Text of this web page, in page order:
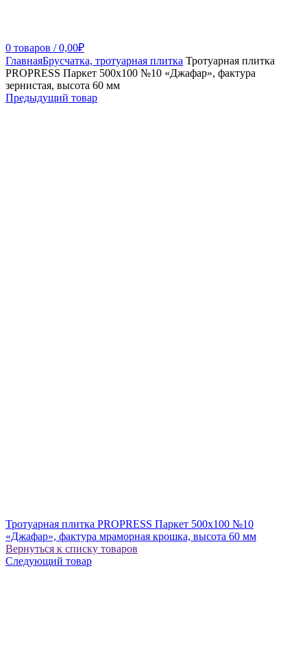
0 товаров / 0,00₽
ГлавнаяБрусчатка, тротуарная плитка Тротуарная плитка
PROPRESS Паркет 500х100 №10 «Джафар», фактура
зернистая, высота 60 мм
Предыдущий товар
Тротуарная плитка PROPRESS Паркет 500х100 №10
«Джафар», фактура мраморная крошка, высота 60 мм
Вернуться к списку товаров
Следующий товар